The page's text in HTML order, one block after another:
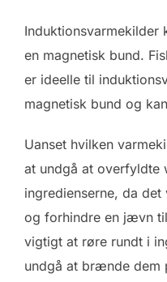
en magnetisk bund.
er ideelle til
magnetisk bund og
Uanset hvilken
at undgå at overfyldte
ingredienserne, da
og forhindre en jævn
vigtigt at røre rundt i
undgå at brænde dem